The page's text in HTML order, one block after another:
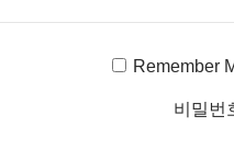
Remember
비밀번